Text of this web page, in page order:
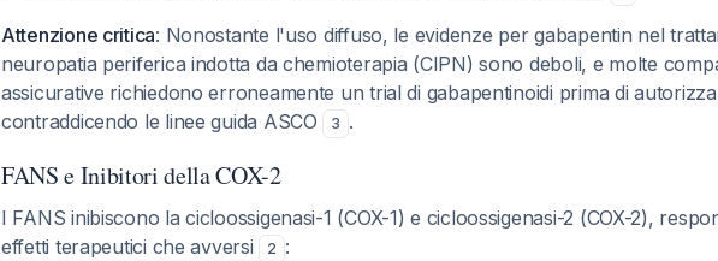
Attenzione critica: Nonostante l'uso diffuso, le evidenze per gabapentin nel
neuropatia periferica indotta da chemioterapia (CIPN) sono deboli, e molte
assicurative richiedono erroneamente un trial di gabapentinoidi prima di
contraddicendo le linee guida ASCO
3 .
FANS e Inibitori della COX-2
I FANS inibiscono la cicloossigenasi-1 (COX-1) e cicloossigenasi-2 (COX-2),
effetti terapeutici che avversi
2 :